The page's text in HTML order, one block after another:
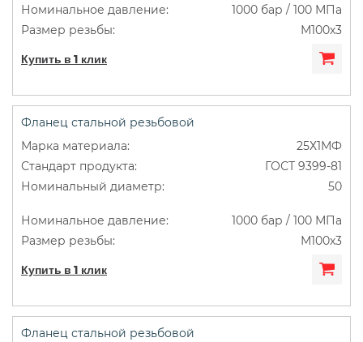
1000 бар / 100 МПа
М100х3
Купить в 1 клик
Фланец стальной резьбовой
25Х1МФ
ГОСТ 9399-81
50
1000 бар / 100 МПа
М100х3
Купить в 1 клик
Фланец стальной резьбовой